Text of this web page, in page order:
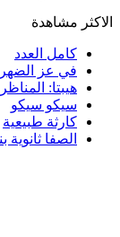
الاكثر مشاهدة
كامل العدد
في عز الضهر
هيبتا:
سيكو سيكو
كارثة طبيعية
الصفا ثانوية